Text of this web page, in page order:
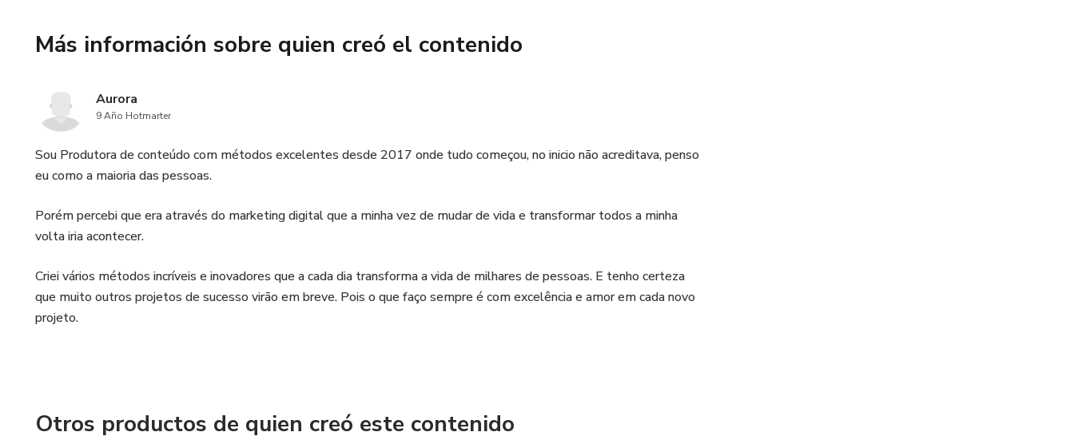
Más información sobre quien creó el contenido
Aurora
9 Año Hotmarter
Sou Produtora de conteúdo com métodos excelentes desde 2017 onde tudo começou, no inicio não acreditava, penso
eu como a maioria das pessoas.
Porém percebi que era através do marketing digital que a minha vez de mudar de vida e transformar todos a minha
volta iria acontecer.
Criei vários métodos incríveis e inovadores que a cada dia transforma a vida de milhares de pessoas. E tenho certeza
que muito outros projetos de sucesso virão em breve. Pois o que faço sempre é com excelência e amor em cada novo
projeto.
Otros productos de quien creó este contenido